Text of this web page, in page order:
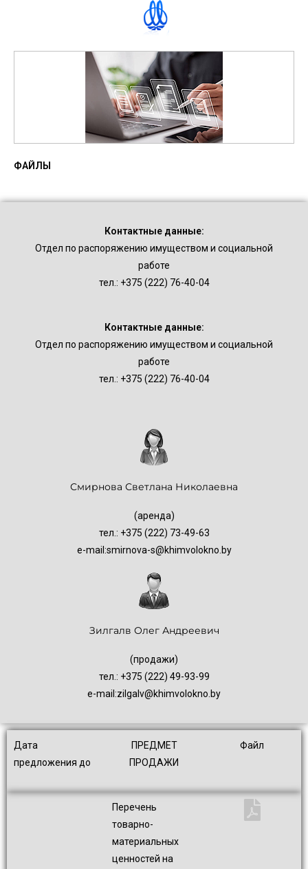
ФАЙЛЫ
Контактные данные:
Отдел по распоряжению имуществом и социальной
работе
тел.: +375 (222) 76-40-04
Контактные данные:
Отдел по распоряжению имуществом и социальной
работе
тел.: +375 (222) 76-40-04
Смирнова Светлана Николаевна
(аренда)
тел.: +375 (222) 73-49-63
e-mail:smirnova-s@khimvolokno.by
Зилгалв Олег Андреевич
(продажи)
тел.: +375 (222) 49-93-99
e-mail:zilgalv@khimvolokno.by
Дата
предложения до
ПРЕДМЕТ
ПРОДАЖИ
Файл
Перечень
товарно-
материальных
ценностей на